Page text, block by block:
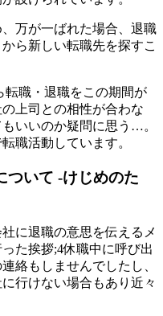
万が一ばれた場合、退職
ら新しい転職先を探すこ
転職・退職をこの期間が
上司との相性が合わな
いいのか疑問に思う…。
職活動しています。
ついて -けじめのた
に退職の意思を伝えるメ
た挨拶;4休職中に呼び出
絡もしませんでしたし、
行けない場合もあり近々